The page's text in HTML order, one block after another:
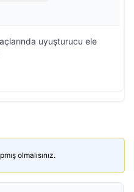
uyuşturucu ele
olmalısınız.